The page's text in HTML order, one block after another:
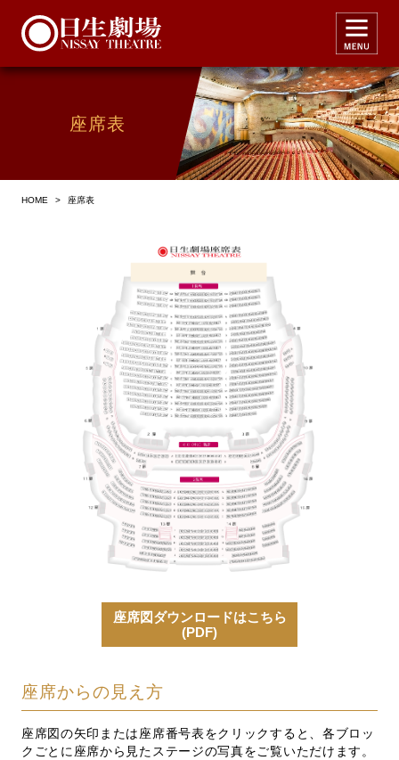
座席表
HOME > 座席表
座席図ダウンロードはこちら
(PDF)
座席からの見え方
座席図の矢印または座席番号表をクリックすると、各ブロッ
クごとに座席から見たステージの写真をご覧いただけます。